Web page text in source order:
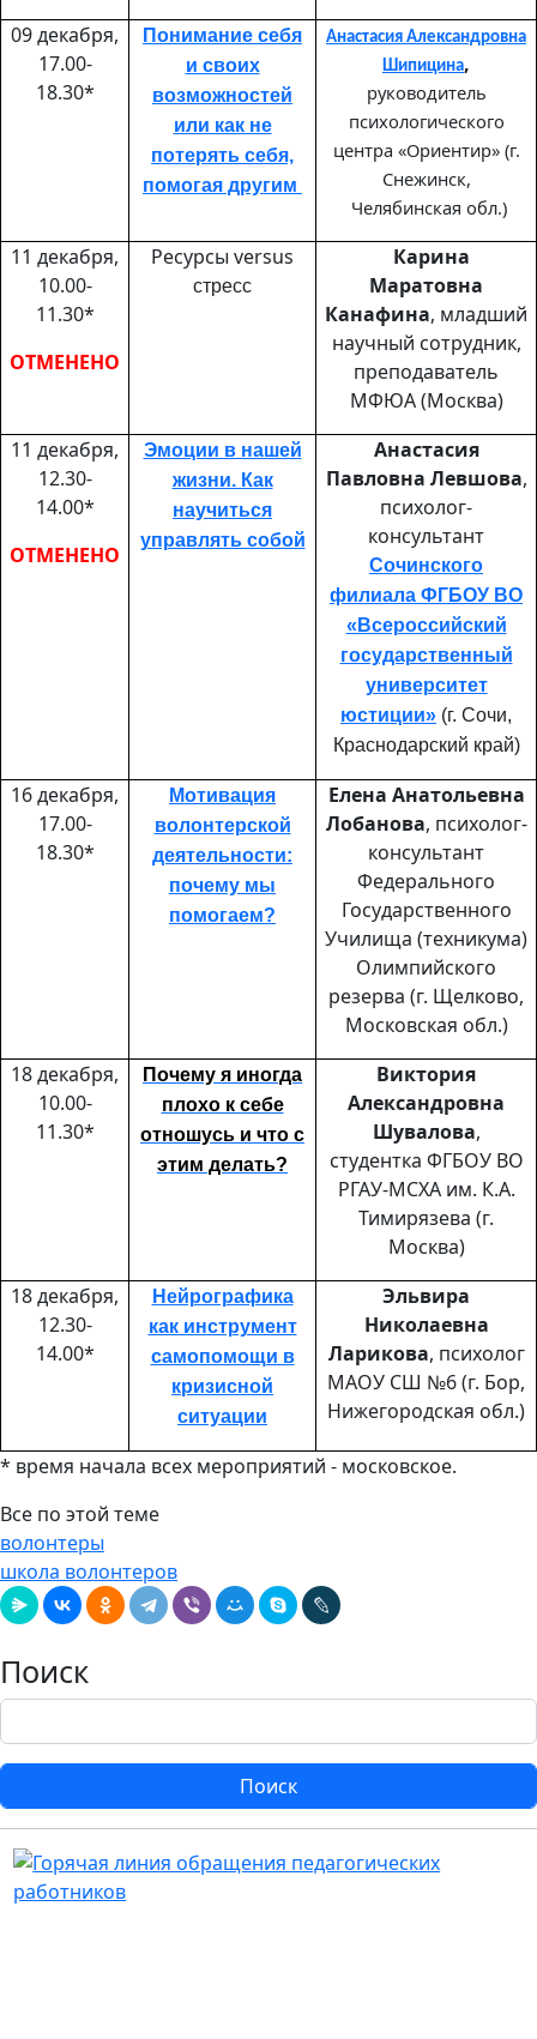
09 декабря,
17.00-
18.30*
Понимание себя
и своих
возможностей
или как не
потерять себя,
помогая другим
Анастасия Александровна
Шипицина,
руководитель
психологического
центра «Ориентир» (г.
Снежинск,
Челябинская обл.)
11 декабря,
10.00-
11.30*
ОТМЕНЕНО
Ресурсы versus
стресс
Карина
Маратовна
Канафина, младший
научный сотрудник,
преподаватель
МФЮА (Москва)
11 декабря,
12.30-
14.00*
ОТМЕНЕНО
Эмоции в нашей
жизни. Как
научиться
управлять собой
Анастасия
Павловна Левшова,
психолог-
консультант
Сочинского
филиала ФГБОУ ВО
«Всероссийский
государственный
университет
юстиции» (г. Сочи,
Краснодарский край)
16 декабря,
17.00-
18.30*
Мотивация
волонтерской
деятельности:
почему мы
помогаем?
Елена Анатольевна
Лобанова, психолог-
консультант
Федерального
Государственного
Училища (техникума)
Олимпийского
резерва (г. Щелково,
Московская обл.)
18 декабря,
10.00-
11.30*
Почему я иногда
плохо к себе
отношусь и что с
этим делать?
Виктория
Александровна
Шувалова,
студентка ФГБОУ ВО
РГАУ-МСХА им. К.А.
Тимирязева (г.
Москва)
18 декабря,
12.30-
14.00*
Нейрографика
как инструмент
самопомощи в
кризисной
ситуации
Эльвира
Николаевна
Ларикова, психолог
МАОУ СШ №6 (г. Бор,
Нижегородская обл.)
* время начала всех мероприятий - московское.
Все по этой теме
волонтеры
школа волонтеров
Поиск
Поиск